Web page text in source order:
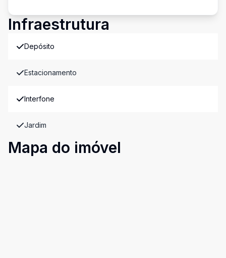
Infraestrutura
Depósito
Estacionamento
Interfone
Jardim
Mapa do imóvel